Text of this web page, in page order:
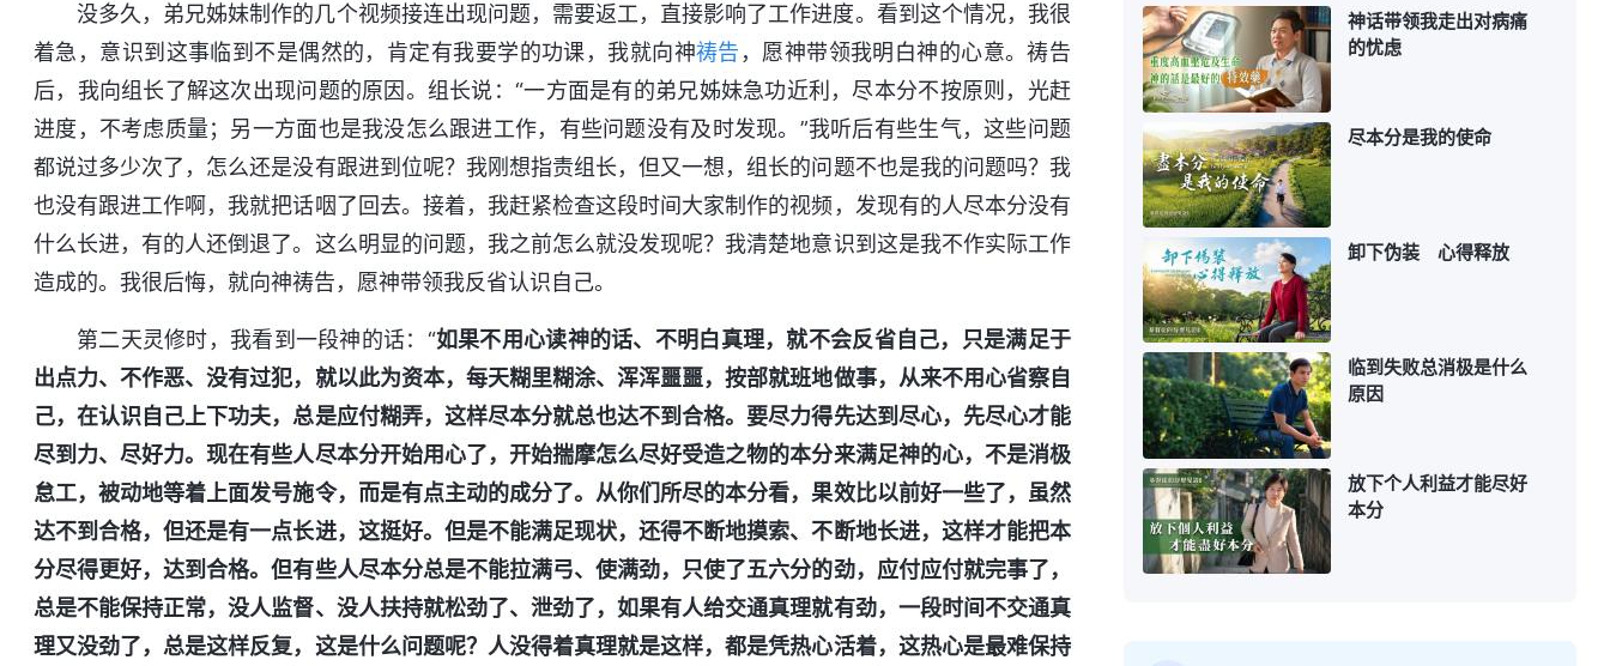
没多久，弟兄姊妹制作的几个视频接连出现问题，需要返工，直接影响了工作进度。看到这个情况，我很
着急，意识到这事临到不是偶然的，肯定有我要学的功课，我就向神祷告 ，愿神带领我明白神的心意。祷告
后，我向组长了解这次出现问题的原因。组长说：“一方面是有的弟兄姊妹急功近利，尽本分不按原则，光赶
进度，不考虑质量；另一方面也是我没怎么跟进工作，有些问题没有及时发现。”我听后有些生气，这些问题
都说过多少次了，怎么还是没有跟进到位呢？我刚想指责组长，但又一想，组长的问题不也是我的问题吗？我
也没有跟进工作啊，我就把话咽了回去。接着，我赶紧检查这段时间大家制作的视频，发现有的人尽本分没有
什么长进，有的人还倒退了。这么明显的问题，我之前怎么就没发现呢？我清楚地意识到这是我不作实际工作
造成的。我很后悔，就向神祷告，愿神带领我反省认识自己。
第二天灵修时，我看到一段神的话：“如果不用心读神的话、不明白真理，就不会反省自己，只是满足于
出点力、不作恶、没有过犯，就以此为资本，每天糊里糊涂、浑浑噩噩，按部就班地做事，从来不用心省察自
己，在认识自己上下功夫，总是应付糊弄，这样尽本分就总也达不到合格。要尽力得先达到尽心，先尽心才能
尽到力、尽好力。现在有些人尽本分开始用心了，开始揣摩怎么尽好受造之物的本分来满足神的心，不是消极
怠工，被动地等着上面发号施令，而是有点主动的成分了。从你们所尽的本分看，果效比以前好一些了，虽然
达不到合格，但还是有一点长进，这挺好。但是不能满足现状，还得不断地摸索、不断地长进，这样才能把本
分尽得更好，达到合格。但有些人尽本分总是不能拉满弓、使满劲，只使了五六分的劲，应付应付就完事了，
总是不能保持正常，没人监督、没人扶持就松劲了、泄劲了，如果有人给交通真理就有劲，一段时间不交通真
理又没劲了，总是这样反复，这是什么问题呢？人没得着真理就是这样，都是凭热心活着，这热心是最难保持
神话带领我走出对病痛
的忧虑
尽本分是我的使命
卸下伪装 心得释放
临到失败总消极是什么
原因
放下个人利益才能尽好
本分